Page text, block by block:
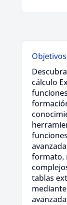
cálculo
formato,
tablas